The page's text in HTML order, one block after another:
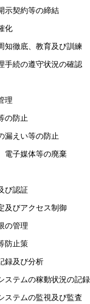
示契約等の締結
化
知徹底、教育及び訓練
手続の遵守状況の確認
理
の防止
漏えい等の防止
電子媒体等の廃棄
び認証
及びアクセス制御
の管理
防止策
録及び分析
ステムの稼動状況の記
ステムの監視及び監査